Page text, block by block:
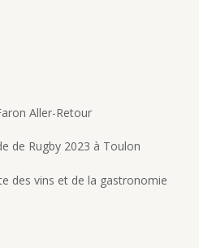
Aller-Retour
de Rugby 2023 à Toulon
des vins et de la gastronomie